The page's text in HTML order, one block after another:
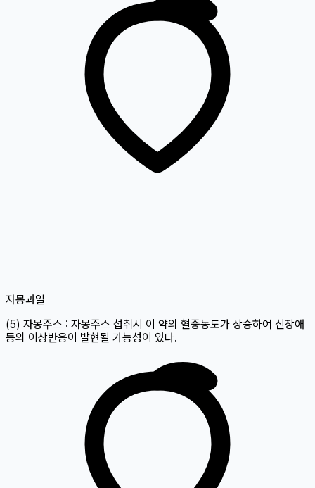
자몽과일
(5) 자몽주스 : 자몽주스 섭취시 이 약의 혈중농도가 상승하여 신장애
등의 이상반응이 발현될 가능성이 있다.